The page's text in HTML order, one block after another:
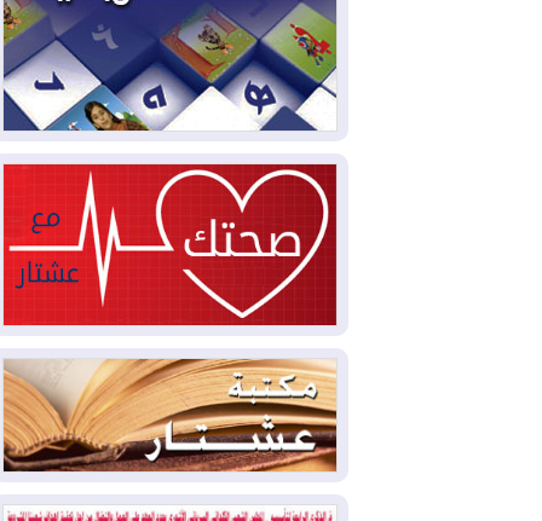
2026-08-04بيترو يشكو تزوير الانتخابات
الرئاسية ويحذر من "حرب أهلية" في
كولومبيا
2026-08-03رئيس إقليم كوردستان في
2026-08-03
العراق يؤكد مجدداً التزامه
بمنع الهجمات على الدول المجاورة
2026-08-03
العجز والاقتراض يطوقان
المالية العراقية.. اقتراض يتجاوز 3 تريليونات
دينار!
2026-08-03كوبا تغرق في الظلام مجددا
وانهيار الشبكة الكهربائية
2026-08-03
أوامر بإجلاء 60 ألف شخص
بسبب الحرائق في ولاية واشنطن